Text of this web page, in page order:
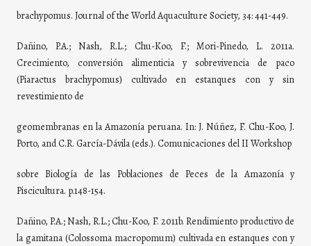
brachypomus. Journal of the World Aquaculture Society, 34: 441-449.
Dañino, P.A.; Nash, R.L.; Chu-Koo, F.; Mori-Pinedo, L. 2011a.
Crecimiento, conversión alimenticia y sobrevivencia de paco
(Piaractus brachypomus) cultivado en estanques con y sin
revestimiento de
geomembranas en la Amazonía peruana. In: J. Núñez, F. Chu-Koo, J.
Porto, and C.R. García-Dávila (eds.). Comunicaciones del II Workshop
sobre Biología de las Poblaciones de Peces de la Amazonía y
Piscicultura. p.148-154.
Dañino, P.A.; Nash, R.L.; Chu-Koo, F. 2011b. Rendimiento productivo de
la gamitana (Colossoma macropomum) cultivada en estanques con y